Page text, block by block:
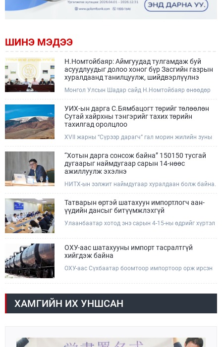
ШИНЭ МЭДЭЭ
Н.Номтойбаяр: Аймгуудад тулгамдаж буй
асуудлуудыг долоо хоног бүр Засгийн газрын
хуралдаанд танилцуулж, шийдвэрлүүлнэ
Монгол Улсын Шадар сайд Н.Номтойбаяр өнөөдөр
сайдын 10 дугаар албан даалгавар, Улсын Онцгой
комиссын даргын 3 дугаар тушаалын хүрээнд
Өмнөговь аймагт байгаль орчин, уул уурхайн 358
зөрчил илрүүлж, 200 гаруйг нь арилгуулаад байна.
УИХ-ын дарга С.Бямбацогт төрийг төлөөлөн
Сутай хайрхны тэнгэрийг тахих төрийн
тахилгад оролцлоо
XVII жарны “Сүрээр дарагч” гал морин жилийн зуны
өдөр /2026.08.06/ Сутай хайрхны тэнгэрийг тайх
төрийн тахилга боллоо.
“Хотын дарга сонсож байна” 150150 тусгай
дугаарыг наймдугаар сарын 14-нөөс
ажиллуулж эхэлнэ
НИТХ-ын ээлжит наймдугаар хуралдаан болж байна.
захиргааны байгууллага, албан тушаалтанд 2025,
2026 оны эхний хагас жилийн байдлаар иргэдээс
ирсэн өргөдөл, гомдлын шийдвэрлэлтийн тайлан
мэдээллийг сонслоо.
Татварын өртэй шатахуун импортлогч аан-
үүдийн дансыг битүүмжлэхгүй
Улаанбаатар хотод энэ сарын 4-15-ны өдрийг хүртэл
шатахуун түгээх станцуудын өдрийн борлуулалт хоёр
дахин буурч нэг машиныг цэнэглэх хурд нэмэгдсэн
танилцууллаа.
ОХУ-аас шатахууны импорт тасралтгүй
хийгдэж байна
ОХУ-аас Сүхбаатар боомтоор импортоор орж ирсэн
ХАМГИЙН ИХ УНШСАН